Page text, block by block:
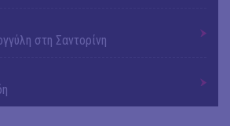
στη Σαντορίνη